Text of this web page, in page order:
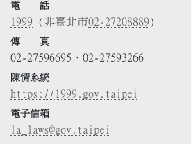
電 話
1999 (非臺北市02-27208889)
傳 真
02-27596695、02-27593266
陳情系統
https://1999.gov.taipei
電子信箱
la_laws@gov.taipei